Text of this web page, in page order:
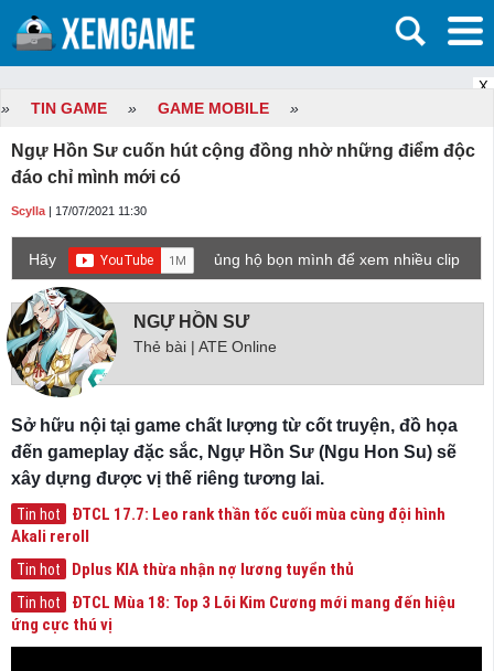
X
» TIN GAME » GAME MOBILE »
Ngự Hồn Sư cuốn hút cộng đồng nhờ những điểm độc
đáo chỉ mình mới có
Scylla | 17/07/2021 11:30
Hãy
ủng hộ bọn mình để xem nhiều clip
game mới hơn nhé!
NGỰ HỒN SƯ
Thẻ bài | ATE Online
Sở hữu nội tại game chất lượng từ cốt truyện, đồ họa
đến gameplay đặc sắc, Ngự Hồn Sư (Ngu Hon Su) sẽ
xây dựng được vị thế riêng tương lai.
Tin hot
ĐTCL 17.7: Leo rank thần tốc cuối mùa cùng đội hình
Akali reroll
Tin hot Dplus KIA thừa nhận nợ lương tuyển thủ
Tin hot
ĐTCL Mùa 18: Top 3 Lõi Kim Cương mới mang đến hiệu
ứng cực thú vị